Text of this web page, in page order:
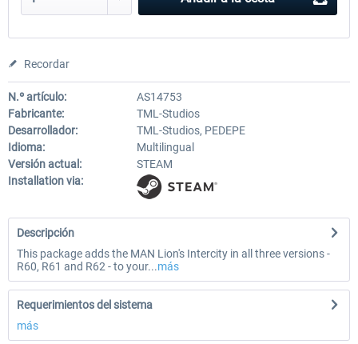
Recordar
N.º artículo:
AS14753
Fabricante:
TML-Studios
Desarrollador:
TML-Studios, PEDEPE
Idioma:
Multilingual
Versión actual:
STEAM
Installation via:
Descripción
This package adds the MAN Lion's Intercity in all three versions -
R60, R61 and R62 - to your...más
Requerimientos del sistema
más